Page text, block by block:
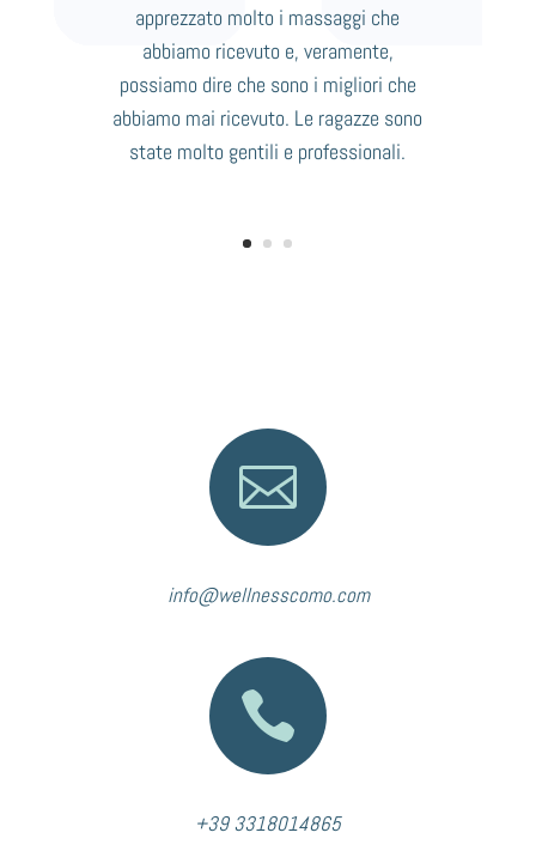
apprezzato molto i massaggi che
abbiamo ricevuto e, veramente,
possiamo dire che sono i migliori che
abbiamo mai ricevuto. Le ragazze sono
state molto gentili e professionali.

info@wellnesscomo.com

+39 3318014865